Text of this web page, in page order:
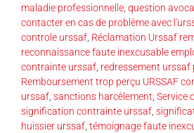
maladie professionnelle, question
contacter en cas de problème avec
controle urssaf, Réclamation Urssaf
reconnaissance faute inexcusable
contrainte urssaf, redressement urssaf
Remboursement trop perçu URSSAF
urssaf, sanctions harcèlement, Service
signification contrainte urssaf,
huissier urssaf, témoignage faute